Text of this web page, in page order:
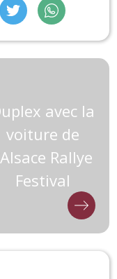
avec la
voiture de
Rallye
Festival